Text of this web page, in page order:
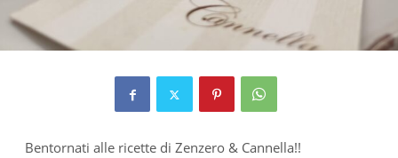
Bentornati alle ricette di Zenzero & Cannella!!